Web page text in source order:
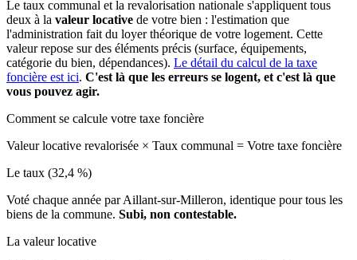
Le taux communal et la revalorisation nationale s'appliquent tous
deux à la valeur locative de votre bien : l'estimation que
l'administration fait du loyer théorique de votre logement. Cette
valeur repose sur des éléments précis (surface, équipements,
catégorie du bien, dépendances). Le détail du calcul de la taxe
foncière est ici. C'est là que les erreurs se logent, et c'est là que
vous pouvez agir.
Comment se calcule votre taxe foncière
Valeur locative revalorisée × Taux communal = Votre taxe foncière
Le taux (32,4 %)
Voté chaque année par Aillant-sur-Milleron, identique pour tous les
biens de la commune. Subi, non contestable.
La valeur locative